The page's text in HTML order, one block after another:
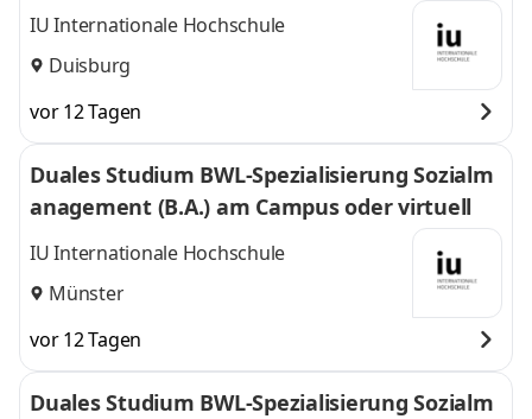
IU Internationale Hochschule
Duisburg
vor 12 Tagen
Duales Studium BWL-Spezialisierung Sozialm
anagement (B.A.) am Campus oder virtuell
IU Internationale Hochschule
Münster
vor 12 Tagen
Duales Studium BWL-Spezialisierung Sozialm